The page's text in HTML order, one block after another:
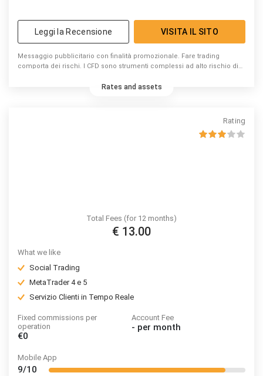
Leggi la Recensione VISITA IL SITO
Messaggio pubblicitario con finalità promozionale. Fare trading
comporta dei rischi. I CFD sono strumenti complessi ad alto rischio di
perdono denaro a causa delle negoziazioni in CFD con questo
Rates and assets
Rating
Total Fees (for 12 months)
€ 13.00
What we like
Social Trading
MetaTrader 4 e 5
Servizio Clienti in Tempo Reale
Fixed commissions per
operation
€0
Account Fee
- per month
Mobile App
9/10